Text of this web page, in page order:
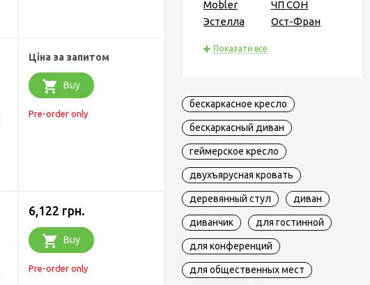
Mobler
ЧП СОН
Эстелла
Ост-Фран
Показати все
бескаркасное кресло
бескаркасный диван
геймерское кресло
двухъярусная кровать
деревянный стул диван
диванчик для гостинной
для конференций
для общественных мест
Ціна за запитом
Buy
Pre-order only
6,122 грн.
Buy
Pre-order only